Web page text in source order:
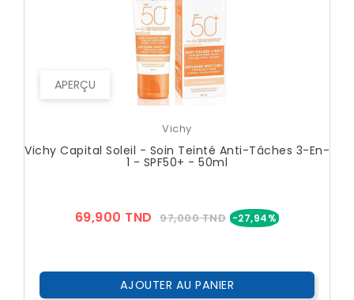
APERÇU
Vichy
Vichy Capital Soleil - Soin Teinté Anti-Tâches 3-En-
1 - SPF50+ - 50ml
69,900 TND Prix
97,000 TND -27,94%Prix
AJOUTER AU PANIER